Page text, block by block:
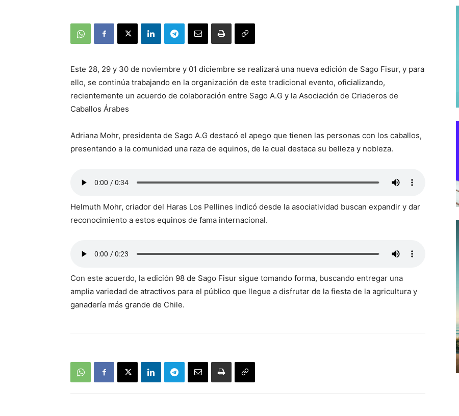
Este 28, 29 y 30 de noviembre y 01 diciembre se realizará una nueva edición de Sago Fisur, y para
ello, se continúa trabajando en la organización de este tradicional evento, oficializando,
recientemente un acuerdo de colaboración entre Sago A.G y la Asociación de Criaderos de
Caballos Árabes
Adriana Mohr, presidenta de Sago A.G destacó el apego que tienen las personas con los caballos,
presentando a la comunidad una raza de equinos, de la cual destaca su belleza y nobleza.
Helmuth Mohr, criador del Haras Los Pellines indicó desde la asociatividad buscan expandir y dar
reconocimiento a estos equinos de fama internacional.
Con este acuerdo, la edición 98 de Sago Fisur sigue tomando forma, buscando entregar una
amplia variedad de atractivos para el público que llegue a disfrutar de la fiesta de la agricultura y
ganadería más grande de Chile.